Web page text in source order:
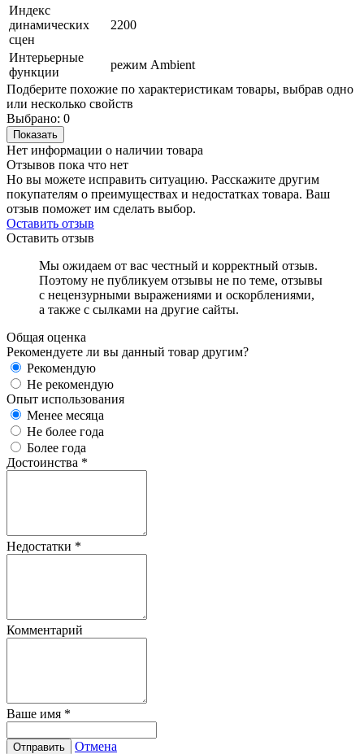
Индекс
динамических
сцен
2200
Интерьерные
функции
режим Ambient
Подберите похожие по характеристикам товары, выбрав одно
или несколько свойств
Выбрано: 0
Показать
Нет информации о наличии товара
Отзывов пока что нет
Но вы можете исправить ситуацию. Расскажите другим
покупателям о преимуществах и недостатках товара. Ваш
отзыв поможет им сделать выбор.
Оставить отзыв
Оставить отзыв
Мы ожидаем от вас честный и корректный отзыв.
Поэтому не публикуем отзывы не по теме, отзывы
с нецензурными выражениями и оскорблениями,
а также с сылками на другие сайты.
Общая оценка
Рекомендуете ли вы данный товар другим?
Рекомендую
Не рекомендую
Опыт использования
Менее месяца
Не более года
Более года
Достоинства *
Недостатки *
Комментарий
Ваше имя *
Отправить
Отмена